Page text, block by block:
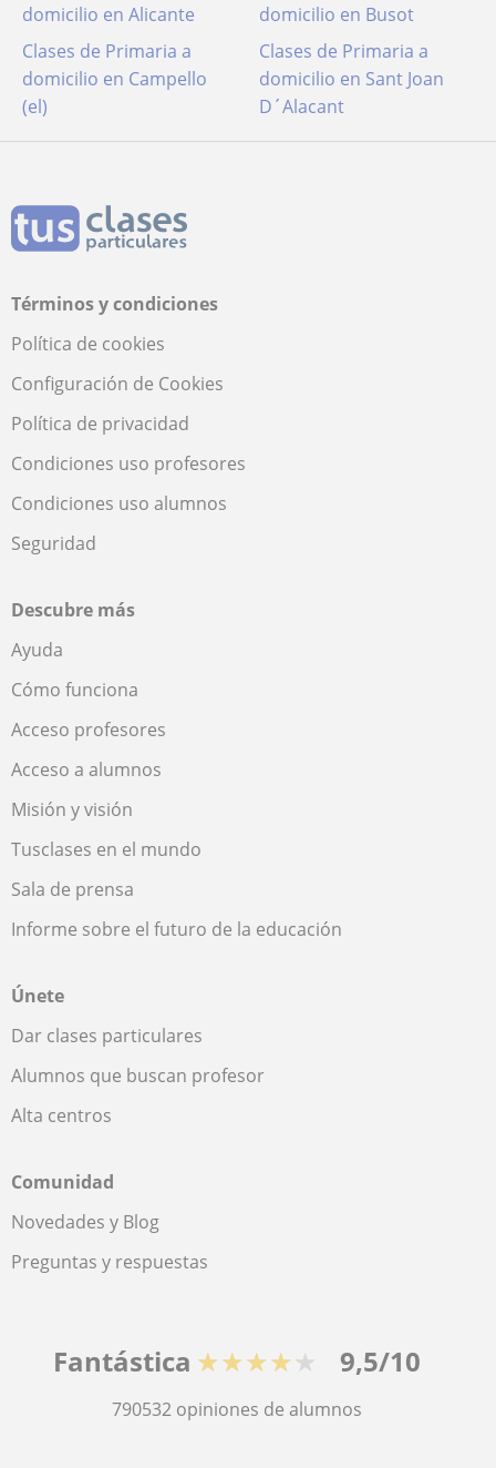
domicilio en Alicante
domicilio en Busot
Clases de Primaria a
domicilio en Campello
(el)
Clases de Primaria a
domicilio en Sant Joan
D´Alacant
Términos y condiciones
Política de cookies
Configuración de Cookies
Política de privacidad
Condiciones uso profesores
Condiciones uso alumnos
Seguridad
Descubre más
Ayuda
Cómo funciona
Acceso profesores
Acceso a alumnos
Misión y visión
Tusclases en el mundo
Sala de prensa
Informe sobre el futuro de la educación
Únete
Dar clases particulares
Alumnos que buscan profesor
Alta centros
Comunidad
Novedades y Blog
Preguntas y respuestas
Fantástica ★★★★★ 9,5/10
790532 opiniones de alumnos